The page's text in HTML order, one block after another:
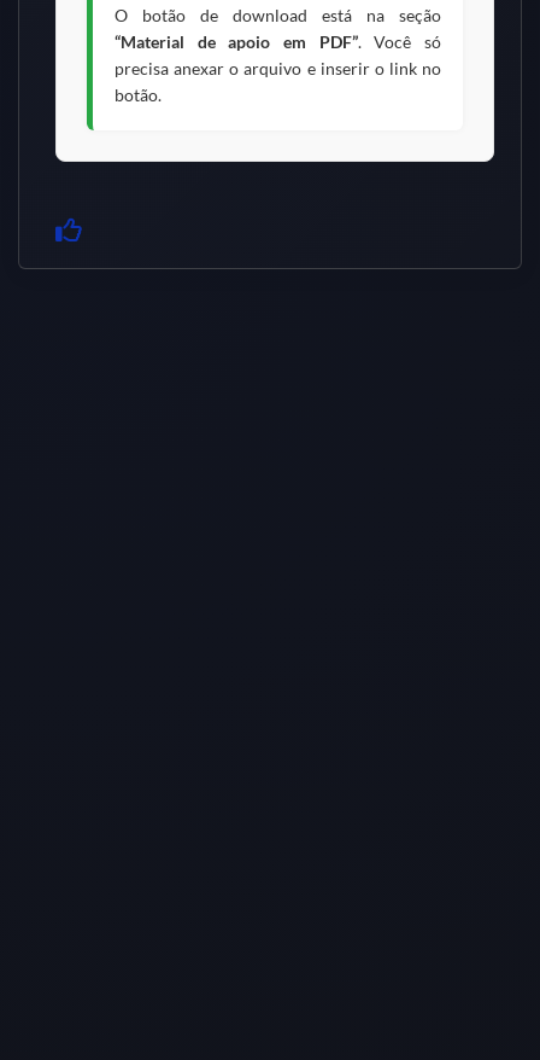
O botão de download está na seção
“Material de apoio em PDF”. Você só
precisa anexar o arquivo e inserir o link no
botão.